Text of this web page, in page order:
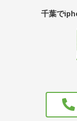
千葉で